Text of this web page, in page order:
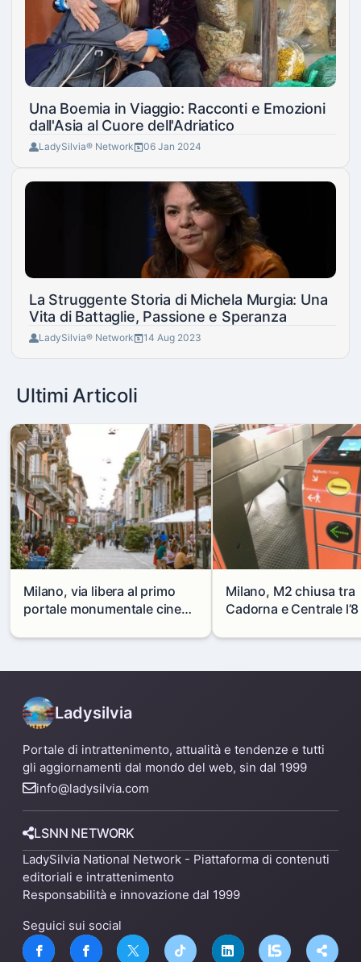
Una Boemia in Viaggio: Racconti e Emozioni
dall'Asia al Cuore dell'Adriatico
LadySilvia® Network 06 Jan 2024
La Struggente Storia di Michela Murgia: Una
Vita di Battaglie, Passione e Speranza
LadySilvia® Network 14 Aug 2023
Ultimi Articoli
Milano, via libera al primo
portale monumentale cinese
Milano, M2 chiusa tra
Cadorna e Centrale
alternative
Ladysilvia
Portale di intrattenimento, attualità e tendenze e tutti
gli aggiornamenti dal mondo del web, sin dal 1999
info@ladysilvia.com
LSNN NETWORK
LadySilvia National Network - Piattaforma di contenuti
editoriali e intrattenimento
Responsabilità e innovazione dal 1999
Seguici sui social